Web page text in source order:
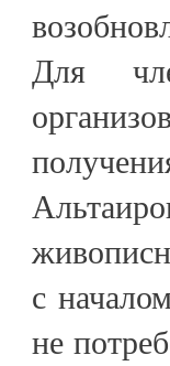
Для
с
не